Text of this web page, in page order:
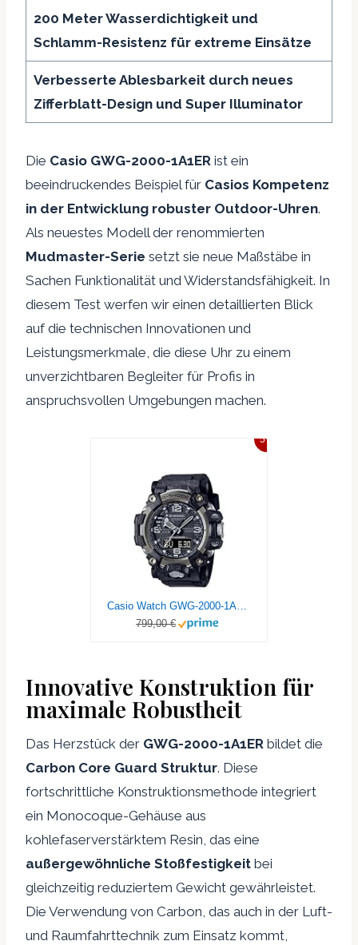
200 Meter Wasserdichtigkeit und
Schlamm-Resistenz für extreme Einsätze
Verbesserte Ablesbarkeit durch neues
Zifferblatt-Design und Super Illuminator
Die Casio GWG-2000-1A1ER ist ein
beeindruckendes Beispiel für Casios Kompetenz
in der Entwicklung robuster Outdoor-Uhren.
Als neuestes Modell der renommierten
Mudmaster-Serie setzt sie neue Maßstäbe in
Sachen Funktionalität und Widerstandsfähigkeit. In
diesem Test werfen wir einen detaillierten Blick
auf die technischen Innovationen und
Leistungsmerkmale, die diese Uhr zu einem
unverzichtbaren Begleiter für Profis in
anspruchsvollen Umgebungen machen.
5%
Casio Watch GWG-2000-1A1ER
799,00 €
Innovative Konstruktion für
maximale Robustheit
Das Herzstück der GWG-2000-1A1ER bildet die
Carbon Core Guard Struktur. Diese
fortschrittliche Konstruktionsmethode integriert
ein Monocoque-Gehäuse aus
kohlefaserverstärktem Resin, das eine
außergewöhnliche Stoßfestigkeit bei
gleichzeitig reduziertem Gewicht gewährleistet.
Die Verwendung von Carbon, das auch in der Luft-
und Raumfahrttechnik zum Einsatz kommt,